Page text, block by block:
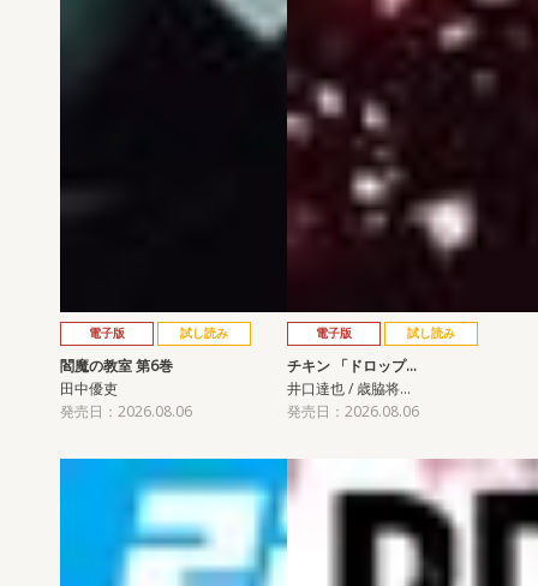
電子版 試し読み
閻魔の教室 第6巻
田中優吏
発売日：2026.08.06
電子版 試し読み
チキン 「ドロップ…
井口達也 / 歳脇将…
発売日：2026.08.06